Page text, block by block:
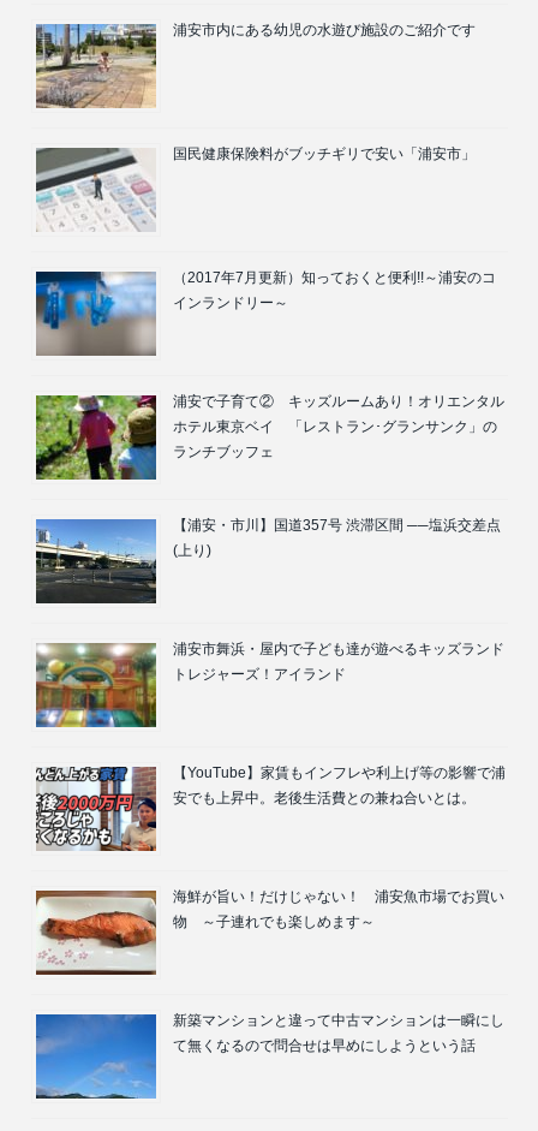
浦安市内にある幼児の水遊び施設のご紹介です
国民健康保険料がブッチギリで安い「浦安市」
（2017年7月更新）知っておくと便利!!～浦安のコ
インランドリー～
浦安で子育て② キッズルームあり！オリエンタル
ホテル東京ベイ 「レストラン･グランサンク」の
ランチブッフェ
【浦安・市川】国道357号 渋滞区間 ──塩浜交差点
(上り)
浦安市舞浜・屋内で子ども達が遊べるキッズランド
トレジャーズ！アイランド
【YouTube】家賃もインフレや利上げ等の影響で浦
安でも上昇中。老後生活費との兼ね合いとは。
海鮮が旨い！だけじゃない！ 浦安魚市場でお買い
物 ～子連れでも楽しめます～
新築マンションと違って中古マンションは一瞬にし
て無くなるので問合せは早めにしようという話